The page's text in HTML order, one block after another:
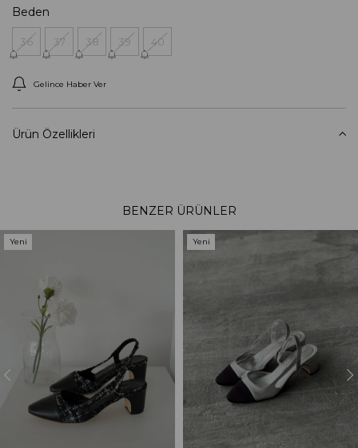
Beden
36 37 38 39 40
Gelince Haber Ver
Ürün Özellikleri
BENZER ÜRÜNLER
Yeni
Yeni